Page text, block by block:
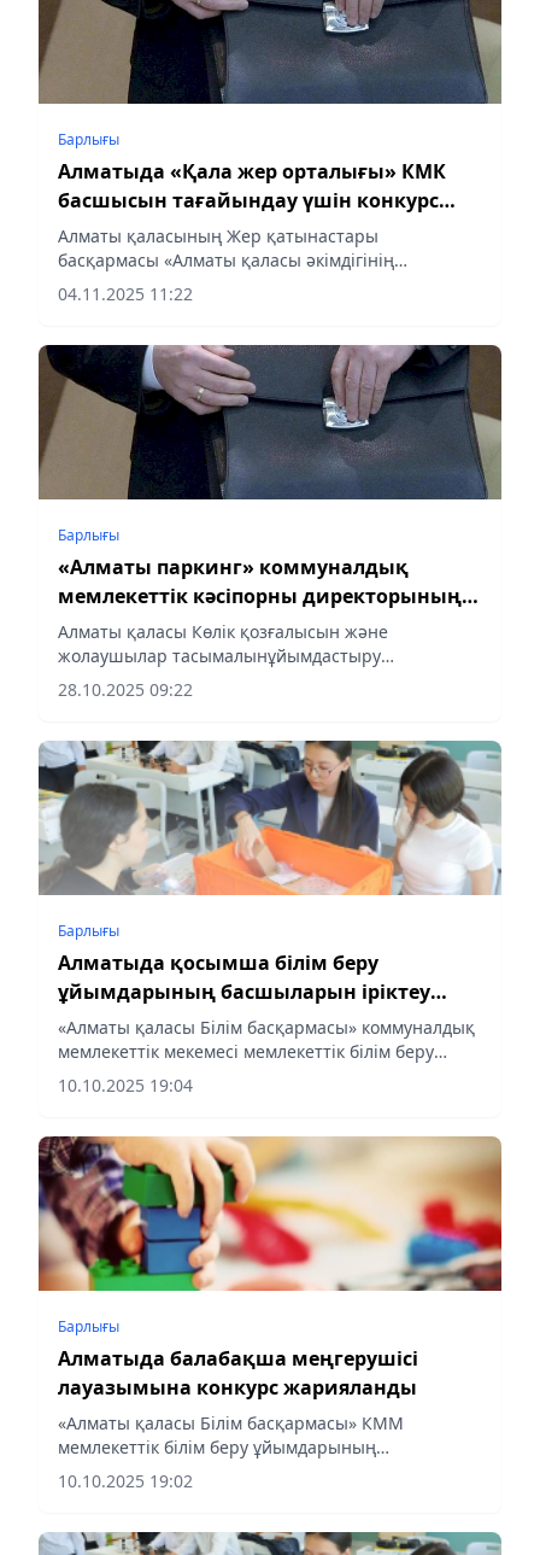
Барлығы
Алматыда «Қала жер орталығы» КМК
басшысын тағайындау үшін конкурс
жарияланды
Алматы қаласының Жер қатынастары
басқармасы «Алматы қаласы әкімдігінің
шаруашылық жүргізу құқығындағы «Қала жер
орталығы» коммуналдық мемлекеттік кәсіпорны
04.11.2025 11:22
Барлығы
«Алматы паркинг» коммуналдық
мемлекеттік кәсіпорны директорының
бос лауазымын иеленуге конкурс
жариялайды
Алматы қаласы Көлік қозғалысын және
жолаушылар тасымалынұйымдастыру
басқармасы КММ Алматы қаласы әкімдігінің
шаруашылықжүргізу құқығындағы «Алматы
28.10.2025 09:22
Барлығы
Алматыда қосымша білім беру
ұйымдарының басшыларын іріктеу
басталды
«Алматы қаласы Білім басқармасы» коммуналдық
мемлекеттік мекемесі мемлекеттік білім беру
ұйымдарының (қосымша білім беретін мектептен
тыс ұйымдар МКҚК) басшыларының бос
10.10.2025 19:04
Барлығы
Алматыда балабақша меңгерушісі
лауазымына конкурс жарияланды
«Алматы қаласы Білім басқармасы» КММ
мемлекеттік білім беру ұйымдарының
басшыларының бос лауазымдық орындарына
конкурс жариялайды:
10.10.2025 19:02